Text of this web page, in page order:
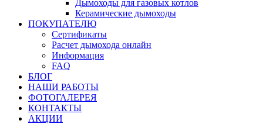
Дымоходы для газовых котлов
Керамические дымоходы
ПОКУПАТЕЛЮ
Сертификаты
Расчет дымохода онлайн
Информация
FAQ
БЛОГ
НАШИ РАБОТЫ
ФОТОГАЛЕРЕЯ
КОНТАКТЫ
АКЦИИ